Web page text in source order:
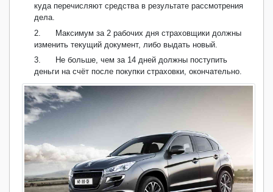
куда перечисляют средства в результате рассмотрения
дела.
2.
Максимум за 2 рабочих дня страховщики должны
изменить текущий документ, либо выдать новый.
3.
Не больше, чем за 14 дней должны поступить
деньги на счёт после покупки страховки, окончательно.